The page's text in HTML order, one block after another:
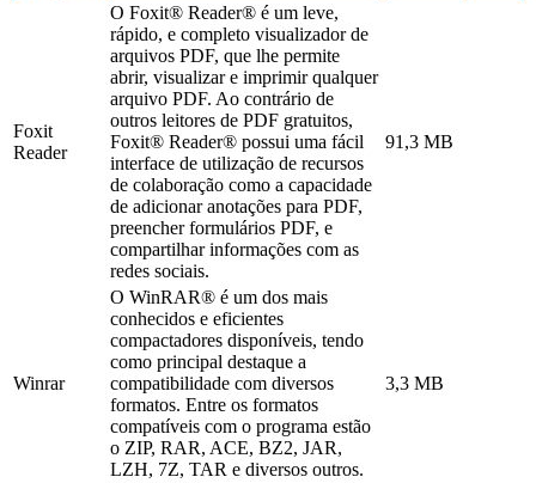
Foxit
Reader
O Foxit® Reader® é um leve,
rápido, e completo visualizador de
arquivos PDF, que lhe permite
abrir, visualizar e imprimir qualquer
arquivo PDF. Ao contrário de
outros leitores de PDF gratuitos,
Foxit® Reader® possui uma fácil
interface de utilização de recursos
de colaboração como a capacidade
de adicionar anotações para PDF,
preencher formulários PDF, e
compartilhar informações com as
redes sociais.
91,3 MB
Winrar
O WinRAR® é um dos mais
conhecidos e eficientes
compactadores disponíveis, tendo
como principal destaque a
compatibilidade com diversos
formatos. Entre os formatos
compatíveis com o programa estão
o ZIP, RAR, ACE, BZ2, JAR,
LZH, 7Z, TAR e diversos outros.
3,3 MB